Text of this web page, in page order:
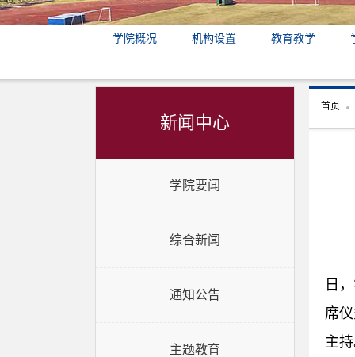
学院概况 机构设置 教育教学
新闻中心
学院要闻
综合新闻
通知公告
主题教育
首页
日
席
主